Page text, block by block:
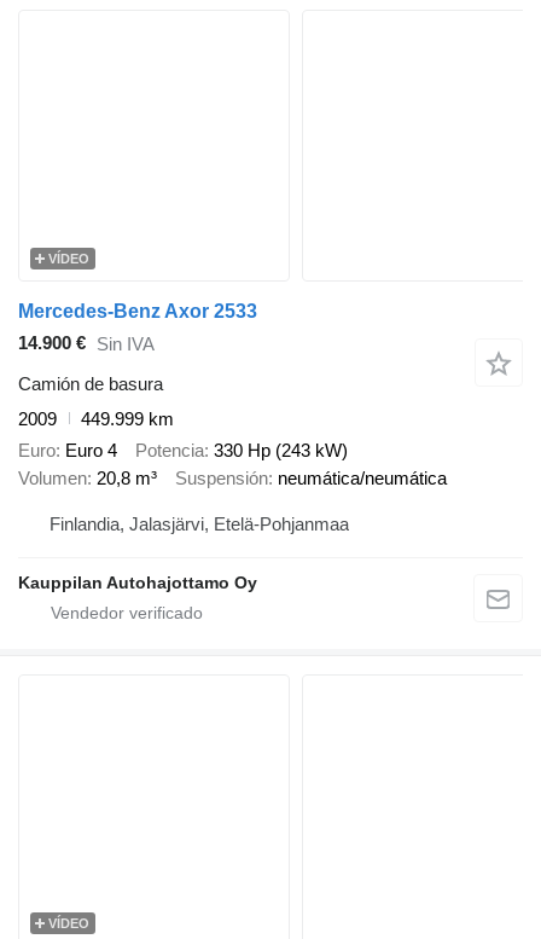
VÍDEO
Mercedes-Benz Axor 2533
14.900 € Sin IVA
Camión de basura
2009
449.999 km
Euro Euro 4 Potencia 330 Hp (243 kW)
Volumen 20,8 m³ Suspensión neumática/neumática
Finlandia, Jalasjärvi, Etelä-Pohjanmaa
Kauppilan Autohajottamo Oy
VÍDEO